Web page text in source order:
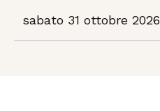
sabato 31 ottobre 2026